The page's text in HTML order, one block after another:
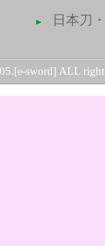
日本刀
sword] ALL